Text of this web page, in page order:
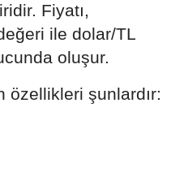
Fiyatı,
ile dolar/TL
oluşur.
özellikleri şunlardır: